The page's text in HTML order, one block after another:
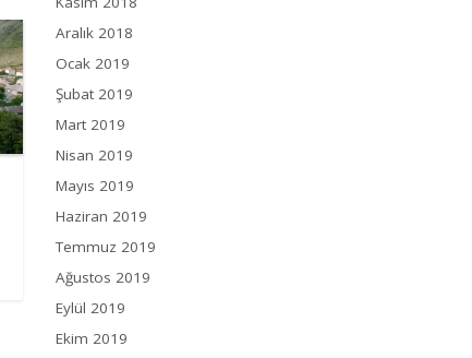
Aralık 2018
Ocak 2019
Şubat 2019
Mart 2019
Nisan 2019
Mayıs 2019
Haziran 2019
Temmuz 2019
Ağustos 2019
Eylül 2019
Ekim 2019